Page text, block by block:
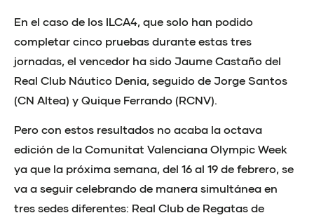
En el caso de los ILCA4, que solo han podido
completar cinco pruebas durante estas tres
jornadas, el vencedor ha sido Jaume Castaño del
Real Club Náutico Denia, seguido de Jorge Santos
(CN Altea) y Quique Ferrando (RCNV).
Pero con estos resultados no acaba la octava
edición de la Comunitat Valenciana Olympic Week
ya que la próxima semana, del 16 al 19 de febrero, se
va a seguir celebrando de manera simultánea en
tres sedes diferentes: Real Club de Regatas de